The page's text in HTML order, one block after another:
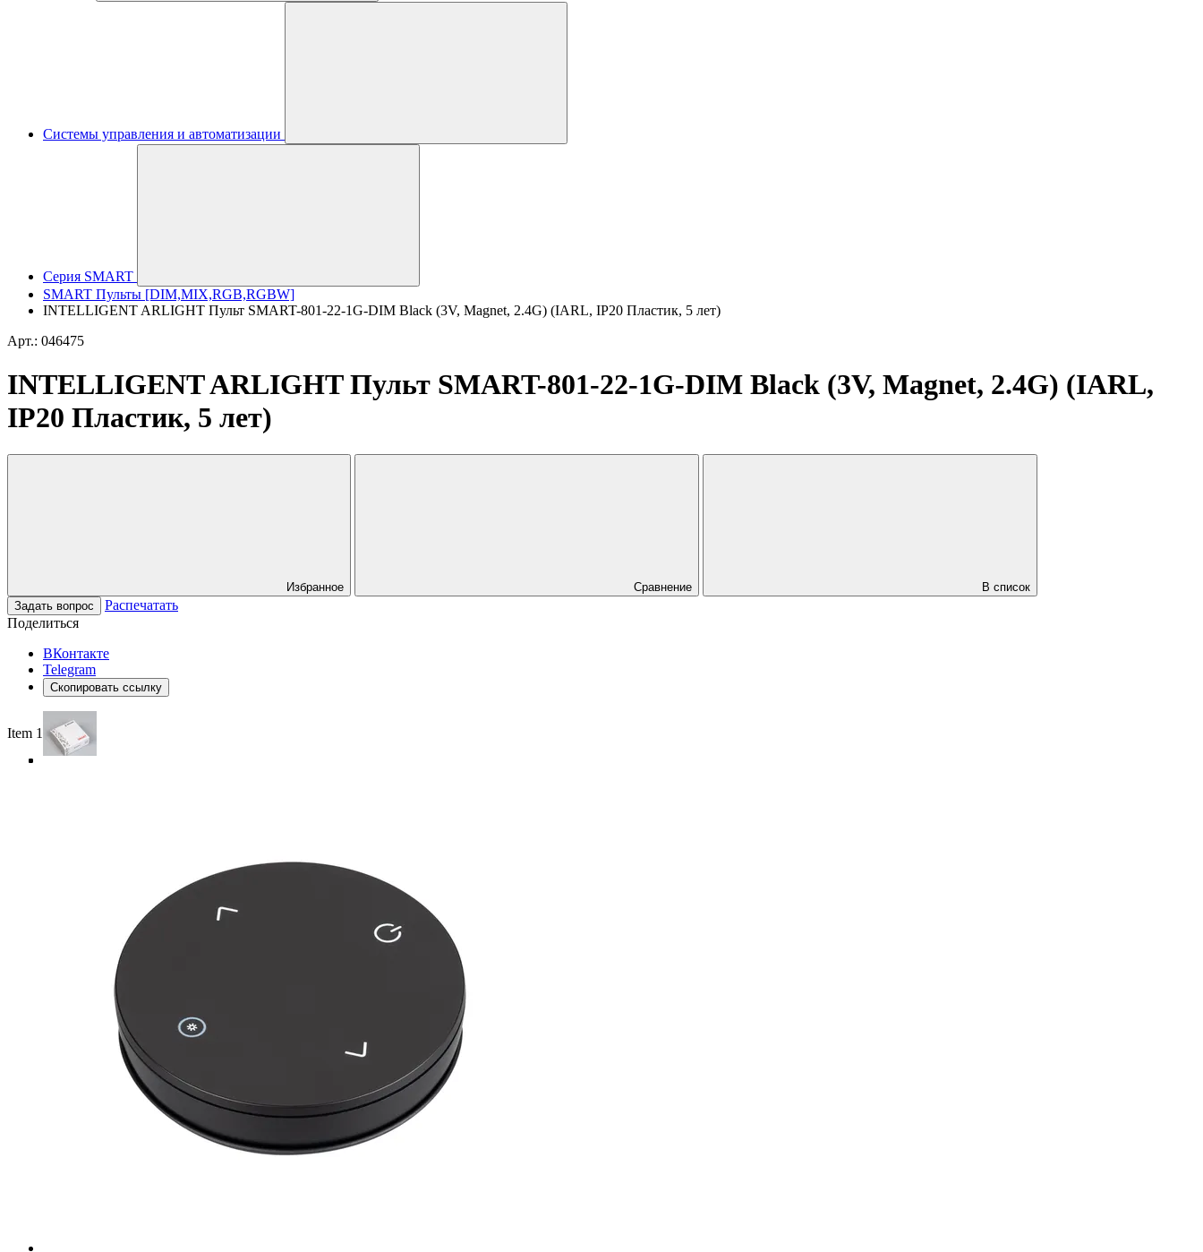
Системы управления и автоматизации
Серия SMART
SMART Пульты [DIM,MIX,RGB,RGBW]
INTELLIGENT ARLIGHT Пульт SMART-801-22-1G-DIM Black (3V, Magnet, 2.4G) (IARL, IP20 Пластик, 5 лет)
Арт.: 046475
INTELLIGENT ARLIGHT Пульт SMART-801-22-1G-DIM Black (3V, Magnet, 2.4G) (IARL,
IP20 Пластик, 5 лет)
Избранное Сравнение
В список
Задать вопрос
Распечатать
Поделиться
ВКонтакте
Telegram
Скопировать ссылку
Item 1 of 4